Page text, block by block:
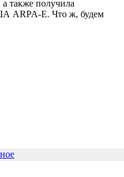
также получила
ARPA-E. Что ж, будем